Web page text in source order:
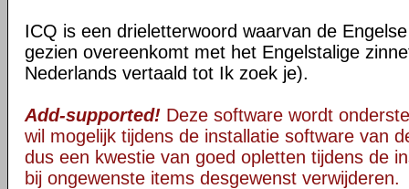
ICQ is een drieletterwoord waarvan de
gezien overeenkomt met het Engelstalige
Nederlands vertaald tot Ik zoek je).
Add-supported! Deze software wordt
wil mogelijk tijdens de installatie software van
dus een kwestie van goed opletten tijdens de
bij ongewenste items desgewenst verwijderen.